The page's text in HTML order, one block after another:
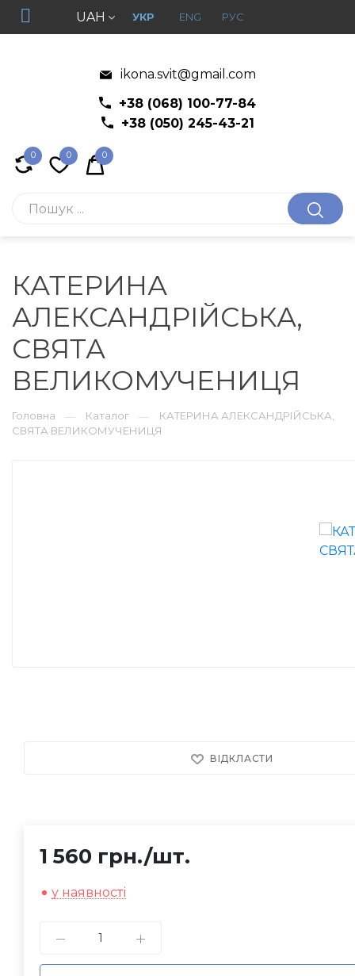
UAH УКР ENG РУС
ikona.svit@gmail.com
+38 (068) 100-77-84
+38 (050) 245-43-21
0 0 0
КАТЕРИНА
АЛЕКСАНДРІЙСЬКА,
СВЯТА
ВЕЛИКОМУЧЕНИЦЯ
Головна — Каталог —
КАТЕРИНА АЛЕКСАНДРІЙСЬКА,
СВЯТА ВЕЛИКОМУЧЕНИЦЯ
ВІДКЛАСТИ
1 560 грн./шт.
у наявності